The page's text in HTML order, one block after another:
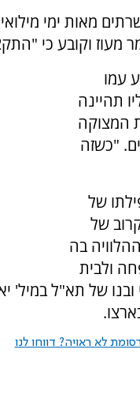
מאות ימי
עמו
תהיינה
המצוקה
"כשזה
של
של
בה
ולבית
ובנו של תא"ל במיל'
לא ראויה? דווחו לנו